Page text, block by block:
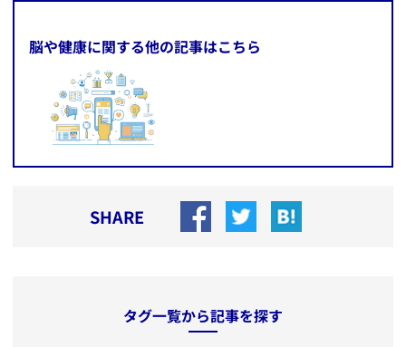
脳や健康に関する他の記事はこちら
SHARE
タグ一覧から記事を探す